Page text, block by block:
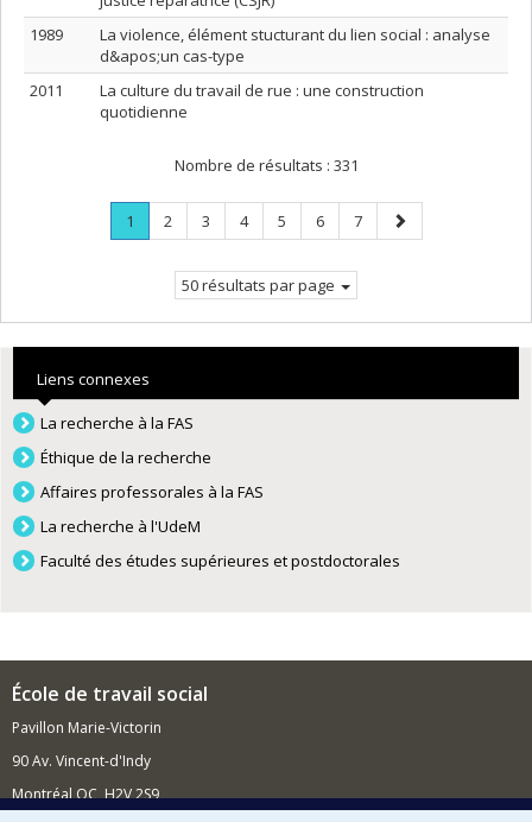
1989
La violence, élément stucturant du lien social : analyse
d&apos;un cas-type
2011
La culture du travail de rue : une construction
quotidienne
Nombre de résultats : 331
Page
1
Page
Page
2 Page
3 Page
4 Page
5 Page
6 Page
7
Page
suivante
50 résultats par page
Liens connexes
La recherche à la FAS
Éthique de la recherche
Affaires professorales à la FAS
La recherche à l'UdeM
Faculté des études supérieures et postdoctorales
École de travail social
Pavillon Marie-Victorin
90 Av. Vincent-d'Indy
Montréal QC H2V 2S9